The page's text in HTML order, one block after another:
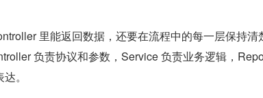
里能返回数据，还要在流程中的每一层保持清
负责协议和参数，Service 负责业务逻辑，
。